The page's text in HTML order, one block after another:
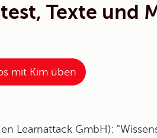
Texte und
mit Kim üben
Learnattack GmbH):